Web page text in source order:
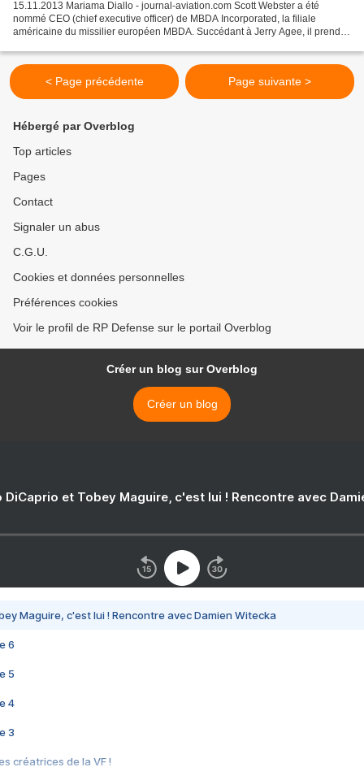
15.11.2013 Mariama Diallo - journal-aviation.com Scott Webster a été
nommé CEO (chief executive officer) de MBDA Incorporated, la filiale
américaine du missilier européen MBDA. Succédant à Jerry Agee, il prend
< Page précédente Page suivante >
Hébergé par Overblog
Top articles
Pages
Contact
Signaler un abus
C.G.U.
Cookies et données personnelles
Préférences cookies
Voir le profil de RP Defense sur le portail Overblog
Créer un blog sur Overblog
Créer un blog
DiCaprio et Tobey Maguire, c'est lui ! Rencontre avec
Maguire, c'est lui ! Rencontre avec Damien Witecka
6
5
4
3
créatrices de la VF !